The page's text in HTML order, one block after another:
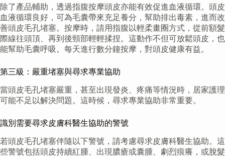
除了產品輔助，透過指腹按摩頭皮亦能有效促進血液循環。頭皮
血液循環良好，可為毛囊帶來充足養分，幫助排出毒素，進而改
善頭皮毛孔堵塞。按摩時，請用指腹以輕柔畫圈方式，從前額髮
際線往頭頂、再到後頸部輕輕揉捏。這動作不但可放鬆頭皮，也
能幫助毛囊呼吸。每天進行數分鐘按摩，對頭皮健康有益。
第三級：嚴重堵塞與尋求專業協助
當頭皮毛孔堵塞嚴重，甚至出現發炎、疼痛等情況時，居家護理
可能不足以解決問題。這時候，尋求專業協助非常重要。
識別需要尋求皮膚科醫生協助的警號
若頭皮毛孔堵塞伴隨以下警號，請考慮尋求皮膚科醫生協助。這
些警號包括頭皮持續紅腫、出現膿瘡或囊腫、劇烈痕癢，或脫髮